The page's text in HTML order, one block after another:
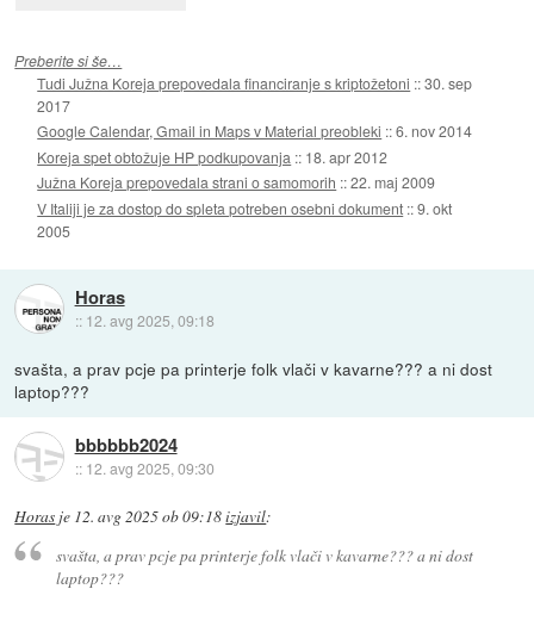
Preberite si še…
Tudi Južna Koreja prepovedala financiranje s kriptožetoni ::30. sep
2017
Google Calendar, Gmail in Maps v Material preobleki ::6. nov 2014
Koreja spet obtožuje HP podkupovanja :: 18. apr 2012
Južna Koreja prepovedala strani o samomorih ::22. maj 2009
V Italiji je za dostop do spleta potreben osebni dokument ::9. okt
2005
Horas
:: 12. avg 2025, 09:18
svašta, a prav pcje pa printerje folk vlači v kavarne??? a ni dost
laptop???
bbbbbb2024
:: 12. avg 2025, 09:30
Horas je 12. avg 2025 ob 09:18izjavil:
svašta, a prav pcje pa printerje folk vlači v kavarne??? a ni dost
laptop???